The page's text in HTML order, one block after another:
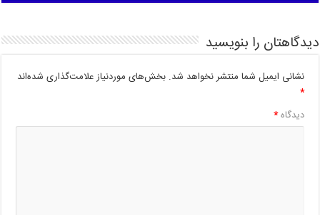
دیدگاهتان را بنویسید
نشانی ایمیل شما منتشر نخواهد شد. بخش‌های موردنیاز علامت‌گذاری شده‌اند
*
دیدگاه*